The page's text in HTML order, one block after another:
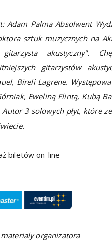
Adam Palma Absolwent
sztuk muzycznych na
akustyczny".
gitarzystów
Bireli Lagrene.
Eweliną Flintą, Kubą
3 solowych płyt, które
biletów on-line
organizatora